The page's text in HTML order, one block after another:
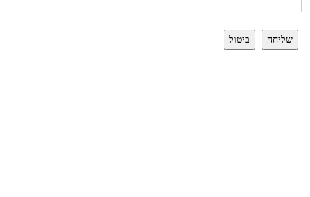
שליחה ביטול